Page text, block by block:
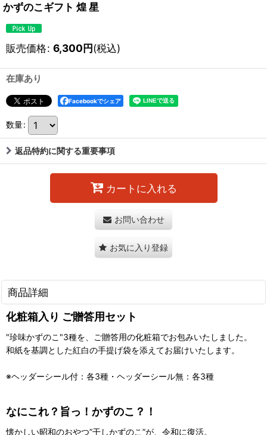
かずのこギフト 煌 星
販売価格: 6,300円(税込)
在庫あり
Facebookでシェア
数量:
返品特約に関する重要事項
カートに入れる
お問い合わせ
お気に入り登録
商品詳細
化粧箱入り ご贈答用セット
"珍味かずのこ"3種を、ご贈答用の化粧箱でお包みいたしました。
和紙を基調とした紅白の手提げ袋を添えてお届けいたします。
※ヘッダーシール付：各3種・ヘッダーシール無：各3種
なにこれ？旨っ！かずのこ？！
懐かしい昭和のおやつ”干しかずのこ”が、令和に復活。